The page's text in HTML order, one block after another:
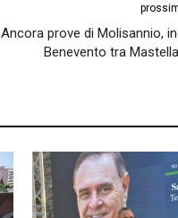
Ancora prove di Molisannio,
Benevento tra